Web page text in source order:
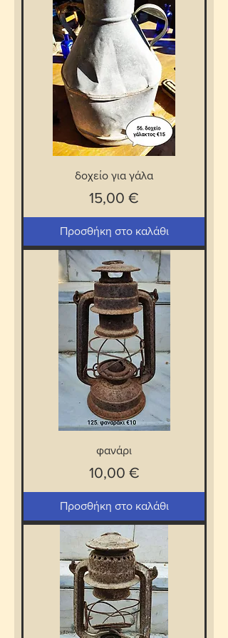
δοχείο για γάλα
Τιμή
15,00 €
Προσθήκη στο καλάθι
φανάρι
Τιμή
10,00 €
Προσθήκη στο καλάθι